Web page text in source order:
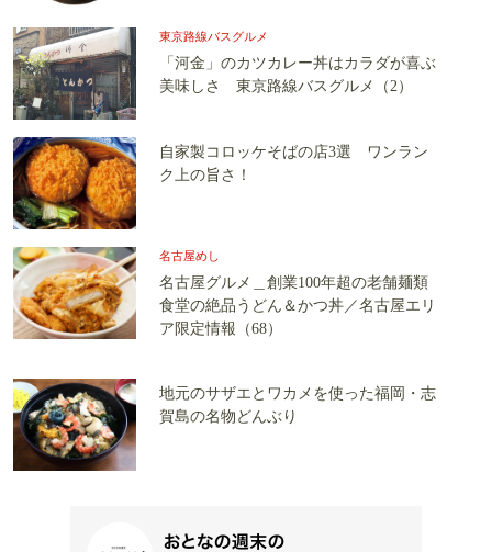
東京路線バスグルメ
「河金」のカツカレー丼はカラダが喜ぶ
美味しさ 東京路線バスグルメ（2）
自家製コロッケそばの店3選 ワンラン
ク上の旨さ！
名古屋めし
名古屋グルメ＿創業100年超の老舗麺類
食堂の絶品うどん＆かつ丼／名古屋エリ
ア限定情報（68）
地元のサザエとワカメを使った福岡・志
賀島の名物どんぶり